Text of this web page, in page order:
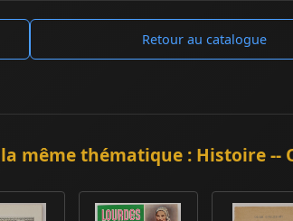
Retour au catalogue
même thématique : Histoire --